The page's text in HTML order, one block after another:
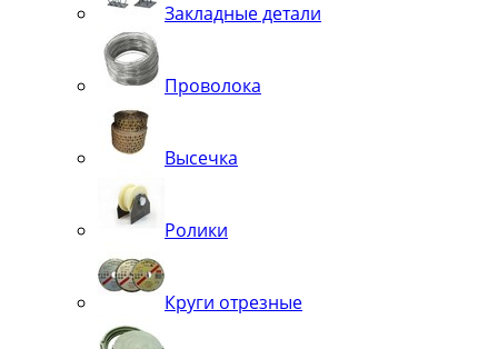
Закладные детали
Проволока
Высечка
Ролики
Круги отрезные